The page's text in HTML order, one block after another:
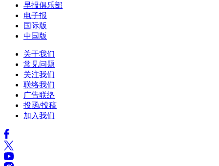
早报俱乐部
电子报
国际版
中国版
关于我们
常见问题
关注我们
联络我们
广告联络
投函/投稿
加入我们